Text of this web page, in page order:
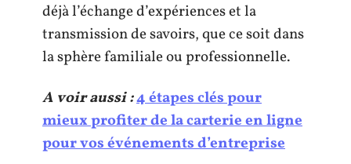
déjà l’échange d’expériences et la
transmission de savoirs, que ce soit dans
la sphère familiale ou professionnelle.
A voir aussi :4 étapes clés pour
mieux profiter de la carterie en ligne
pour vos événements d’entreprise